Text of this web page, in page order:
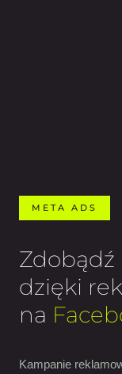
META ADS
dzięki
na
Kampanie